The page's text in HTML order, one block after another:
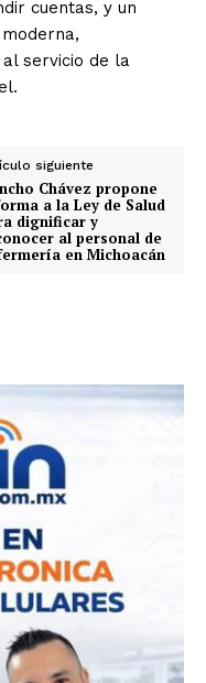
cuentas, y un
servicio de la
siguiente
Chávez propone
a la Ley de Salud
dignificar y
al personal de
en Michoacán